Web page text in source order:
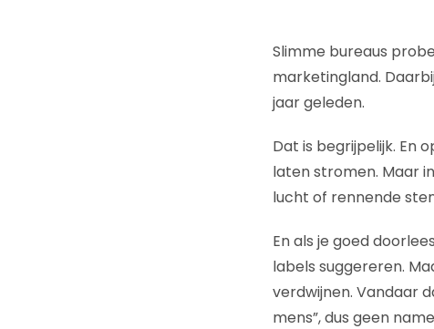
Slimme bureaus
marketingland.
jaar geleden.
Dat is begrijpelijk. En
laten stromen. Maar
lucht of rennende
En als je goed
labels suggereren.
verdwijnen. Vandaar
mens”, dus geen